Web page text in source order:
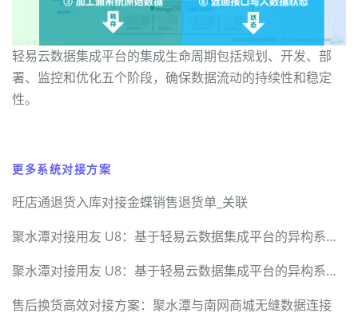
轻易云数据集成平台的集成生命周期包括规划、开发、部
署、监控和优化五个阶段，确保数据流动的持续性和稳定
性。
更多系统对接方案
旺店通退货入库对接金蝶销售退货单_关联
聚水潭对接用友 U8：基于轻易云数据集成平台的异构系统无缝集成技术方案
聚水潭对接用友 U8：基于轻易云数据集成平台的异构系统无缝集成技术方案
售后换货高效对接方案：聚水潭与南网商城无缝数据连接